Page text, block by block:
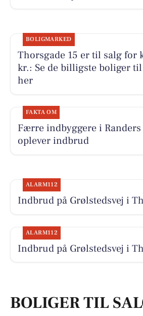
BOLIGMARKED
Thorsgade 15 er til salg for
kr.: Se de billigste boliger
her
FAKTA OM
Færre indbyggere i
oplever indbrud
ALARM112
Indbrud på Grølstedsvej i
ALARM112
Indbrud på Grølstedsvej i
BOLIGER TIL